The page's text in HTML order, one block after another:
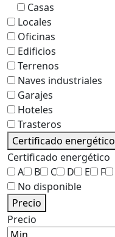
Casas
Locales
Oficinas
Edificios
Terrenos
Naves industriales
Garajes
Hoteles
Trasteros
Certificado energético
Certificado energético
A
B C D E F
No disponible
Precio
Precio